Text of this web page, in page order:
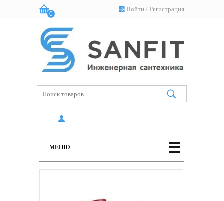
Войти / Регистрация
Корзина:
0
(пусто)
МЕНЮ